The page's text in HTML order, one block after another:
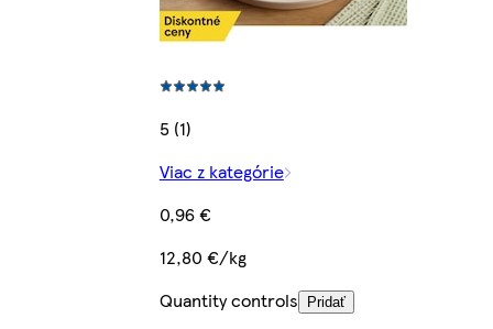
5 (1)
Viac z kategórie
0,96 €
12,80 €/kg
Quantity controls
Pridať